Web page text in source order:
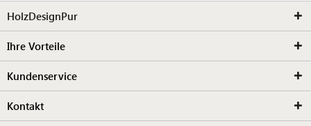
HolzDesignPur
Ihre Vorteile
Kundenservice
Kontakt